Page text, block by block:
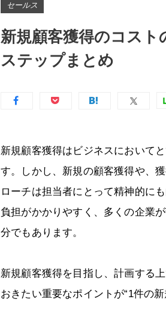
セールス
新規顧客獲得のコス
ステップまとめ
新規顧客獲得はビジネスにおいて
す。しかし、新規の顧客獲得や、
ローチは担当者にとって精神的に
負担がかかりやすく、多くの企業
分でもあります。
新規顧客獲得を目指し、計画する
おきたい重要なポイントが“1件の